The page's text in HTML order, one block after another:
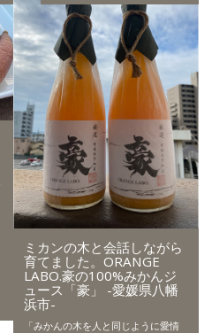
ミカンの木と会話しながら
育てました。ORANGE
LABO.豪の100%みかんジ
ュース「豪」 -愛媛県八幡
浜市-
「みかんの木を人と同じように愛情